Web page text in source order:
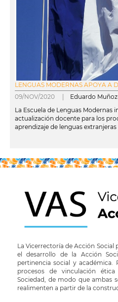
LENGUAS MODERNAS APOYA A
09/NOV/2020 | Eduardo
La Escuela de Lenguas Modernas
actualización docente para los
aprendizaje de lenguas extranjeras
La Vicerrectoría de Acción
el desarrollo de la Acción
pertinencia social y académica.
procesos de vinculación
Sociedad, de modo que ambas
realimenten a partir de la